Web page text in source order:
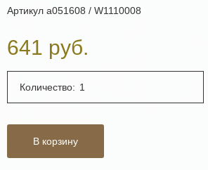
Артикул a051608 / W1110008
641 руб.
Количество:
В корзину